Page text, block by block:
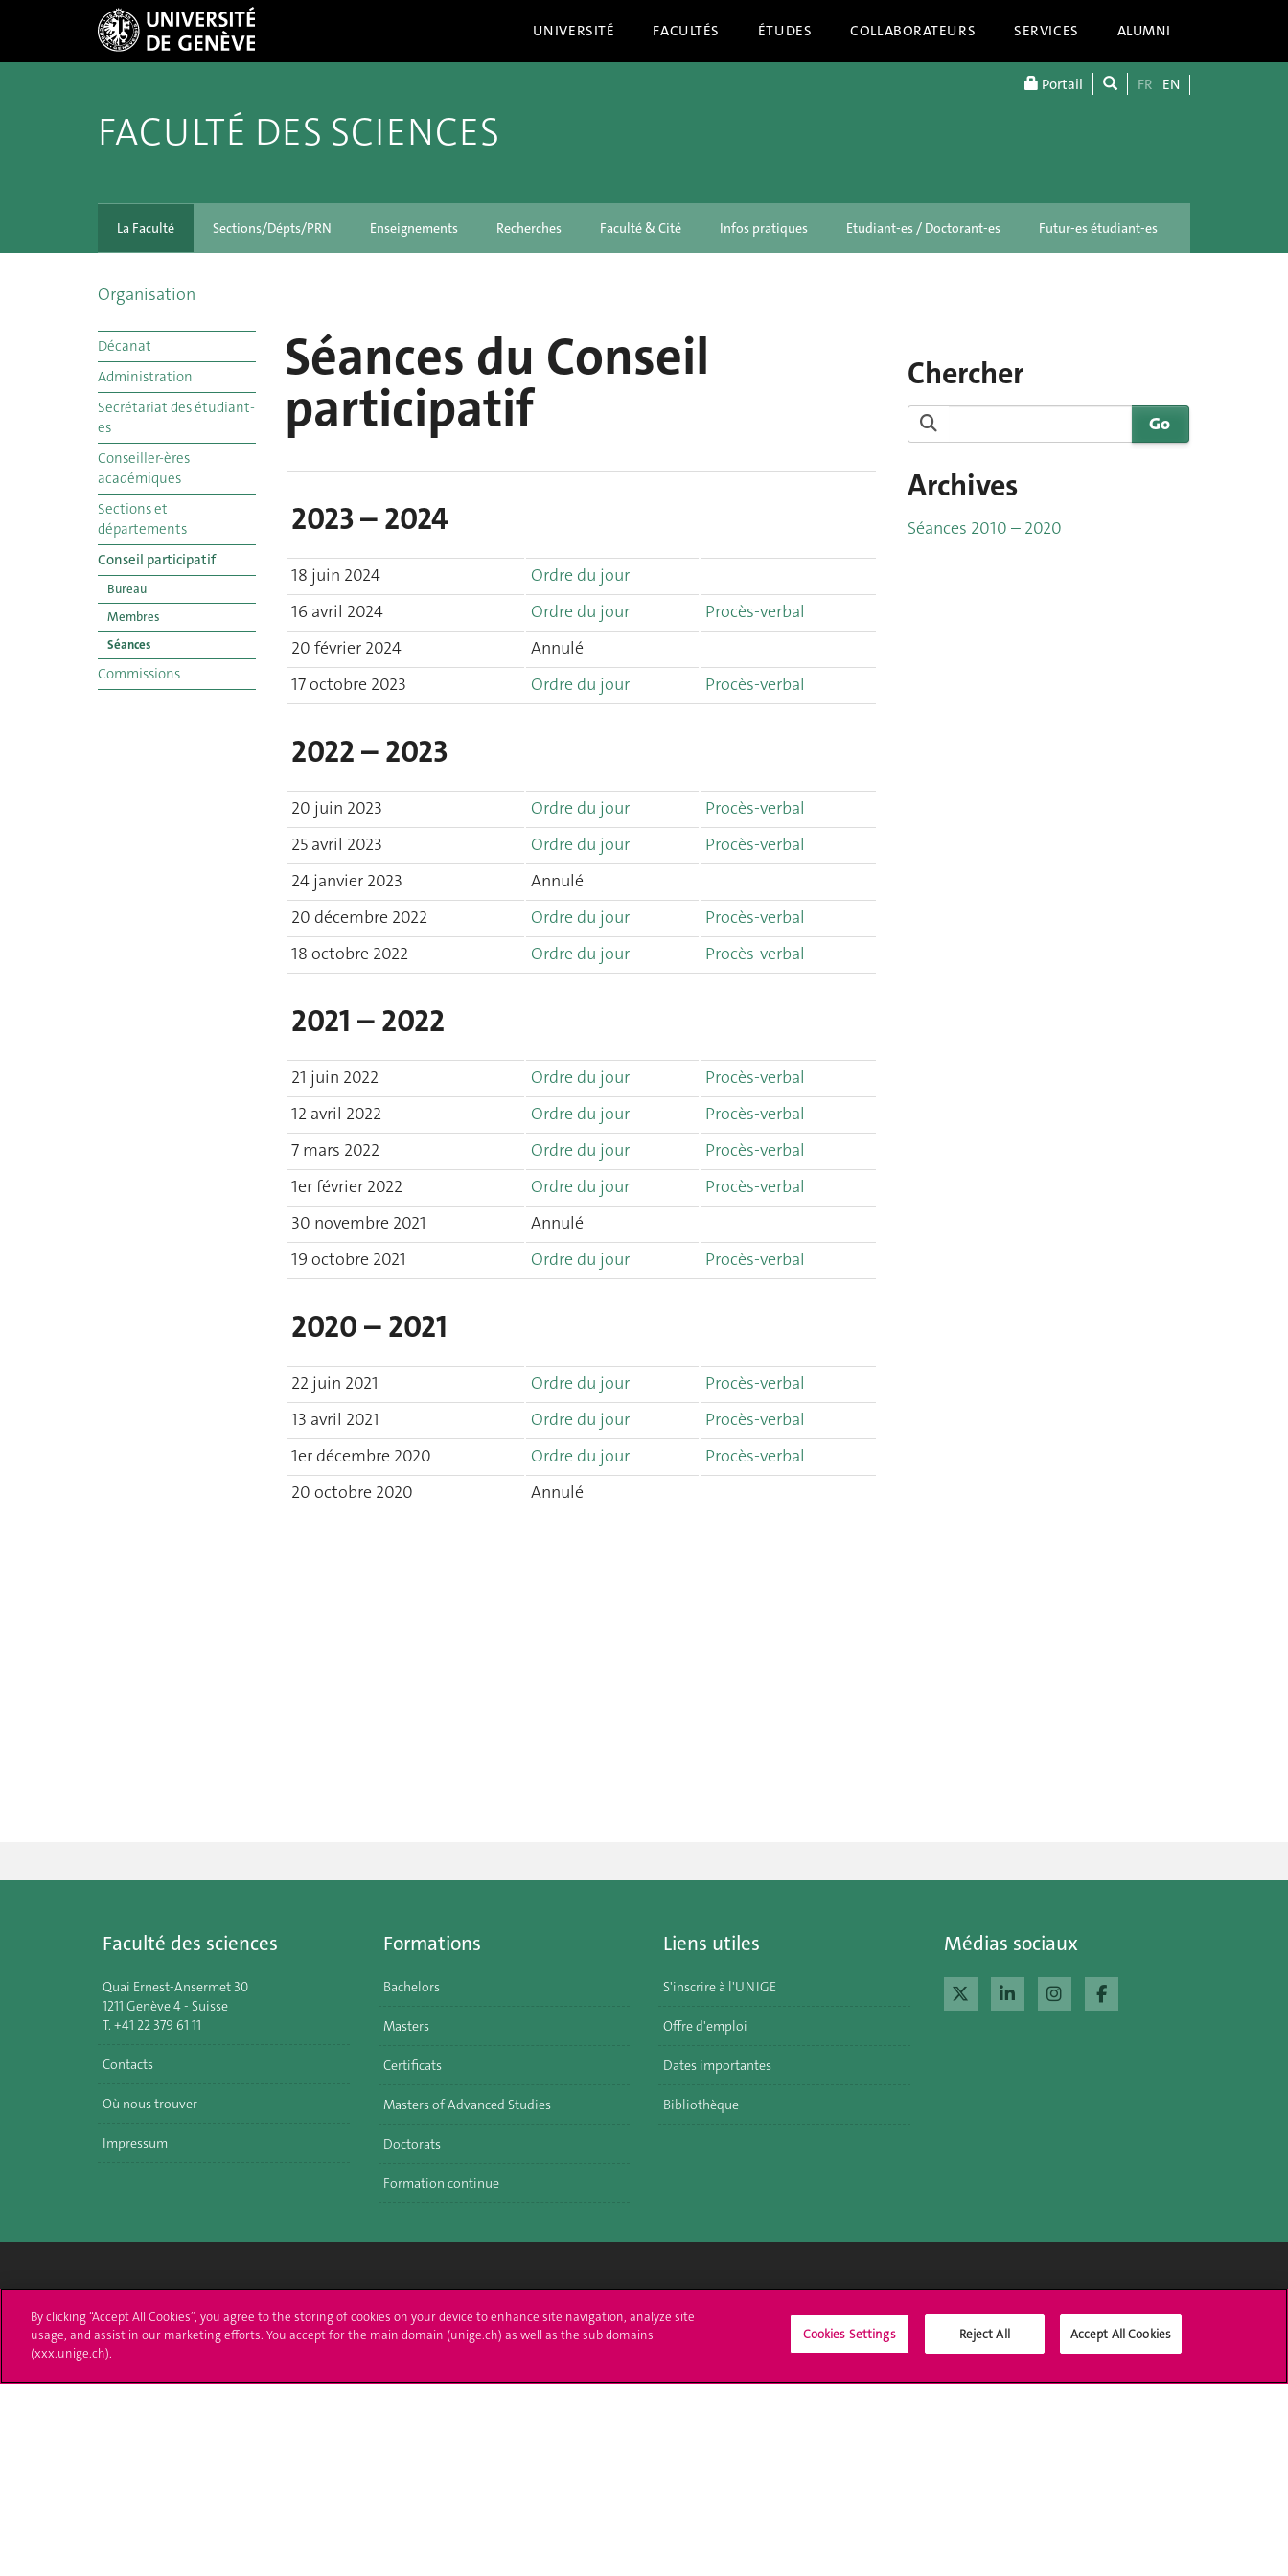
UNIVERSITÉ FACULTÉS ÉTUDES COLLABORATEURS SERVICES ALUMNI
Portail FR EN
FACULTÉ DES SCIENCES
La Faculté Sections/Dépts/PRN Enseignements Recherches Faculté & Cité Infos pratiques Etudiant-es / Doctorant-es Futur-es étudiant-es
Organisation
Décanat
Administration
Secrétariat des étudiant-
es
Conseiller-ères
académiques
Sections et
départements
Conseil participatif
Bureau
Membres
Séances
Commissions
Séances du Conseil
participatif
2023 – 2024
18 juin 2024
Ordre du jour
16 avril 2024
Ordre du jour
Procès-verbal
20 février 2024
Annulé
17 octobre 2023
Ordre du jour Procès-verbal
2022 – 2023
20 juin 2023 Ordre du jour
Procès-verbal
25 avril 2023
Ordre du jour
Procès-verbal
24 janvier 2023
Annulé
20 décembre 2022
Ordre du jour
Procès-verbal
18 octobre 2022
Ordre du jour Procès-verbal
2021 – 2022
21 juin 2022 Ordre du jour
Procès-verbal
12 avril 2022
Ordre du jour
Procès-verbal
7 mars 2022
Ordre du jour
Procès-verbal
1er février 2022
Ordre du jour
Procès-verbal
30 novembre 2021
Annulé
19 octobre 2021
Ordre du jour Procès-verbal
2020 – 2021
22 juin 2021 Ordre du jour
Procès-verbal
13 avril 2021
Ordre du jour
Procès-verbal
1er décembre 2020
Ordre du jour
Procès-verbal
20 octobre 2020
Annulé
Chercher
Archives
Séances 2010 – 2020
Faculté des sciences
Quai Ernest-Ansermet 30
1211 Genève 4 - Suisse
T. +41 22 379 61 11
Contacts
Où nous trouver
Impressum
Formations
Bachelors
Masters
Certificats
Masters of Advanced Studies
Doctorats
Formation continue
Liens utiles
S'inscrire à l'UNIGE
Offre d'emploi
Dates importantes
Bibliothèque
Médias sociaux
24 rue du Général-Dufour
T. +41 (0)22 379 71 11
Immatriculations
Démarches administratives Médias
By clicking “Accept All Cookies”, you agree to the storing of cookies on your device to enhance site navigation, analyze site
usage, and assist in our marketing efforts. You accept for the main domain (unige.ch) as well as the sub domains
(xxx.unige.ch).
Cookies Settings Reject All Accept All Cookies